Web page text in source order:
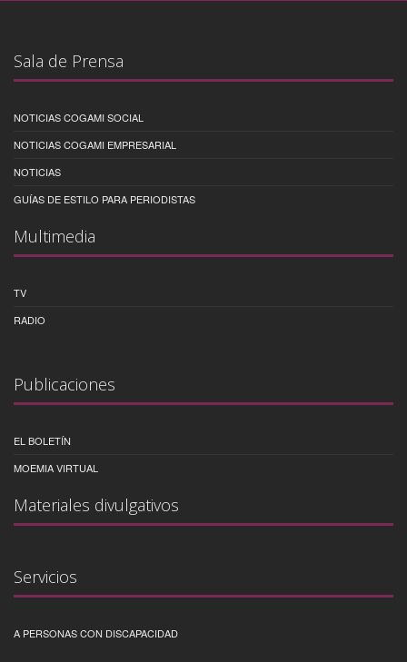
Sala de Prensa
NOTICIAS COGAMI SOCIAL
NOTICIAS COGAMI EMPRESARIAL
NOTICIAS
GUÍAS DE ESTILO PARA PERIODISTAS
Multimedia
TV
RADIO
Publicaciones
EL BOLETÍN
MOEMIA VIRTUAL
Materiales divulgativos
Servicios
A PERSONAS CON DISCAPACIDAD